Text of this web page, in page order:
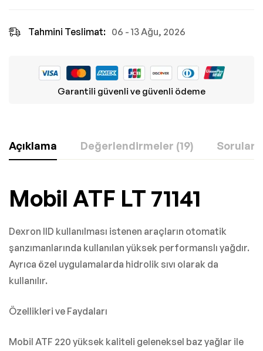
Tahmini Teslimat: 06 - 13 Ağu, 2026
Garantili güvenli ve güvenli ödeme
Açıklama Değerlendirmeler (19) Sorular
Mobil ATF LT 71141
Dexron IID kullanılması istenen araçların otomatik
şanzımanlarında kullanılan yüksek performanslı yağdır.
Ayrıca özel uygulamalarda hidrolik sıvı olarak da
kullanılır.
Özellikleri ve Faydaları
Mobil ATF 220 yüksek kaliteli geleneksel baz yağlar ile